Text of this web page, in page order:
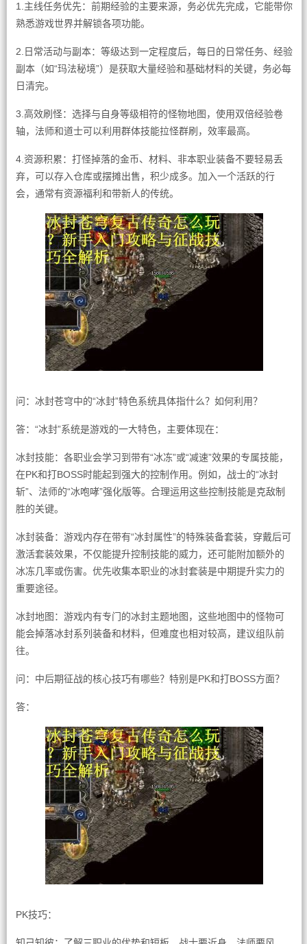
1.主线任务优先：前期经验的主要来源，务必优先完成，它能带你
熟悉游戏世界并解锁各项功能。
2.日常活动与副本：等级达到一定程度后，每日的日常任务、经验
副本（如“玛法秘境”）是获取大量经验和基础材料的关键，务必每
日清完。
3.高效刷怪：选择与自身等级相符的怪物地图，使用双倍经验卷
轴，法师和道士可以利用群体技能拉怪群刷，效率最高。
4.资源积累：打怪掉落的金币、材料、非本职业装备不要轻易丢
弃，可以存入仓库或摆摊出售，积少成多。加入一个活跃的行
会，通常有资源福利和带新人的传统。
问：冰封苍穹中的“冰封”特色系统具体指什么？如何利用？
答：“冰封”系统是游戏的一大特色，主要体现在：
冰封技能：各职业会学习到带有“冰冻”或“减速”效果的专属技能，
在PK和打BOSS时能起到强大的控制作用。例如，战士的“冰封
斩”、法师的“冰咆哮”强化版等。合理运用这些控制技能是克敌制
胜的关键。
冰封装备：游戏内存在带有“冰封属性”的特殊装备套装，穿戴后可
激活套装效果，不仅能提升控制技能的威力，还可能附加额外的
冰冻几率或伤害。优先收集本职业的冰封套装是中期提升实力的
重要途径。
冰封地图：游戏内有专门的冰封主题地图，这些地图中的怪物可
能会掉落冰封系列装备和材料，但难度也相对较高，建议组队前
往。
问：中后期征战的核心技巧有哪些？特别是PK和打BOSS方面？
答：
PK技巧：